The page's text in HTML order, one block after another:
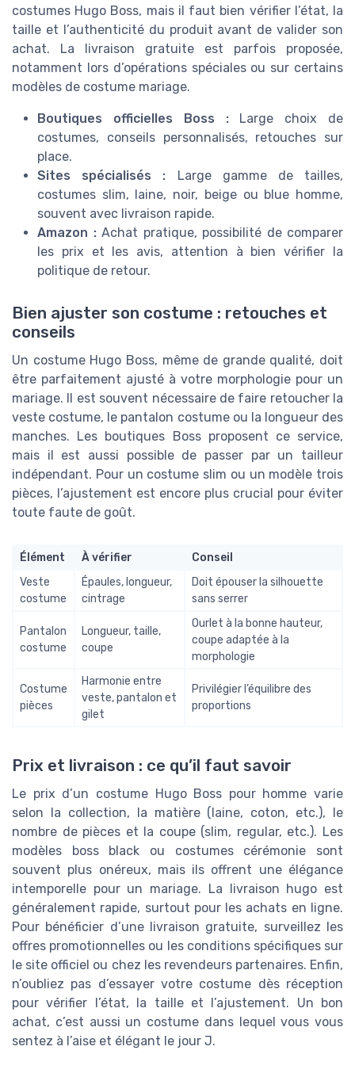
costumes Hugo Boss, mais il faut bien vérifier l’état, la
taille et l’authenticité du produit avant de valider son
achat. La livraison gratuite est parfois proposée,
notamment lors d’opérations spéciales ou sur certains
modèles de costume mariage.
Boutiques officielles Boss :Large choix de
costumes, conseils personnalisés, retouches sur
place.
Sites spécialisés : Large gamme de tailles,
costumes slim, laine, noir, beige ou blue homme,
souvent avec livraison rapide.
Amazon :Achat pratique, possibilité de comparer
les prix et les avis, attention à bien vérifier la
politique de retour.
Bien ajuster son costume : retouches et
conseils
Un costume Hugo Boss, même de grande qualité, doit
être parfaitement ajusté à votre morphologie pour un
mariage. Il est souvent nécessaire de faire retoucher la
veste costume, le pantalon costume ou la longueur des
manches. Les boutiques Boss proposent ce service,
mais il est aussi possible de passer par un tailleur
indépendant. Pour un costume slim ou un modèle trois
pièces, l’ajustement est encore plus crucial pour éviter
toute faute de goût.
Élément À vérifier
Conseil
Veste
costume
Épaules, longueur,
cintrage
Doit épouser la silhouette
sans serrer
Pantalon
costume
Longueur, taille,
coupe
Ourlet à la bonne hauteur,
coupe adaptée à la
morphologie
Costume
pièces
Harmonie entre
veste, pantalon et
gilet
Privilégier l’équilibre des
proportions
Prix et livraison : ce qu’il faut savoir
Le prix d’un costume Hugo Boss pour homme varie
selon la collection, la matière (laine, coton, etc.), le
nombre de pièces et la coupe (slim, regular, etc.). Les
modèles boss black ou costumes cérémonie sont
souvent plus onéreux, mais ils offrent une élégance
intemporelle pour un mariage. La livraison hugo est
généralement rapide, surtout pour les achats en ligne.
Pour bénéficier d’une livraison gratuite, surveillez les
offres promotionnelles ou les conditions spécifiques sur
le site officiel ou chez les revendeurs partenaires. Enfin,
n’oubliez pas d’essayer votre costume dès réception
pour vérifier l’état, la taille et l’ajustement. Un bon
achat, c’est aussi un costume dans lequel vous vous
sentez à l’aise et élégant le jour J.